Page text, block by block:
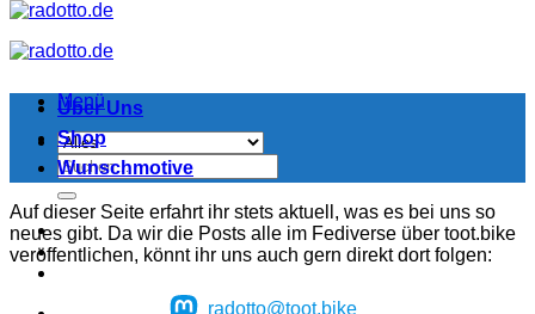
Menü
Suchen
nach:
Über Uns
Shop
Wunschmotive
Auf dieser Seite erfahrt ihr stets aktuell, was es bei uns so
neues gibt. Da wir die Posts alle im Fediverse über toot.bike
veröffentlichen, könnt ihr uns auch gern direkt dort folgen:
radotto@toot.bike